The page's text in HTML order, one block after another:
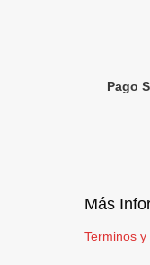
Pago
Más
Terminos